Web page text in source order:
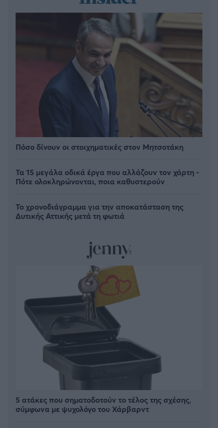
Πόσο δίνουν οι στοιχηματικές στον Μητσοτάκη
Τα 15 μεγάλα οδικά έργα που αλλάζουν τον χάρτη -
Πότε ολοκληρώνονται, ποια καθυστερούν
Το χρονοδιάγραμμα για την αποκατάσταση της
Δυτικής Αττικής μετά τη φωτιά
5 ατάκες που σηματοδοτούν το τέλος της σχέσης,
σύμφωνα με ψυχολόγο του Χάρβαρντ